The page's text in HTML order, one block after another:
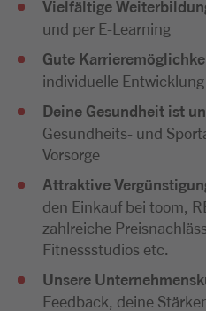
Vielfältige
und per E-Learning
Gute
individuelle Entwicklung
Deine Gesundheit ist
Gesundheits- und
Vorsorge
Attraktive
den Einkauf bei toom,
zahlreiche
Fitnessstudios etc.
Unsere
Feedback, deine